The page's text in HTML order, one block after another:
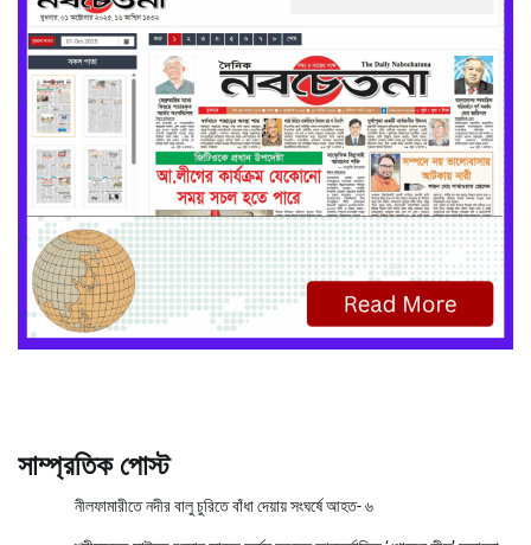
সাম্প্রতিক পোস্ট
নীলফামারীতে নদীর বালু চুরিতে বাঁধা দেয়ায় সংঘর্ষে আহত- ৬